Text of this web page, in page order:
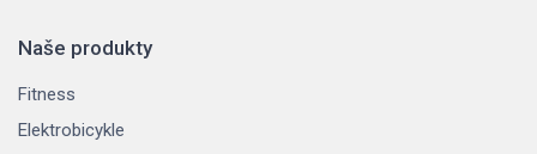
Naše produkty
Fitness
Elektrobicykle